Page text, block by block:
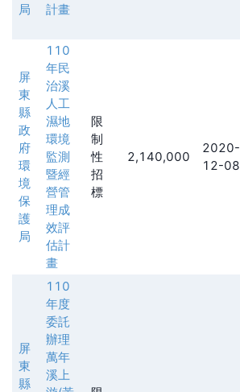
局
計畫
屏
東
縣
政
府
環
境
保
護
局
110
年民
治溪
人工
濕地
環境
監測
暨經
營管
理成
效評
估計
畫
限
制
性
招
標
2,140,000
2020-
12-08
屏
東
縣
110
年度
委託
辦理
萬年
溪上